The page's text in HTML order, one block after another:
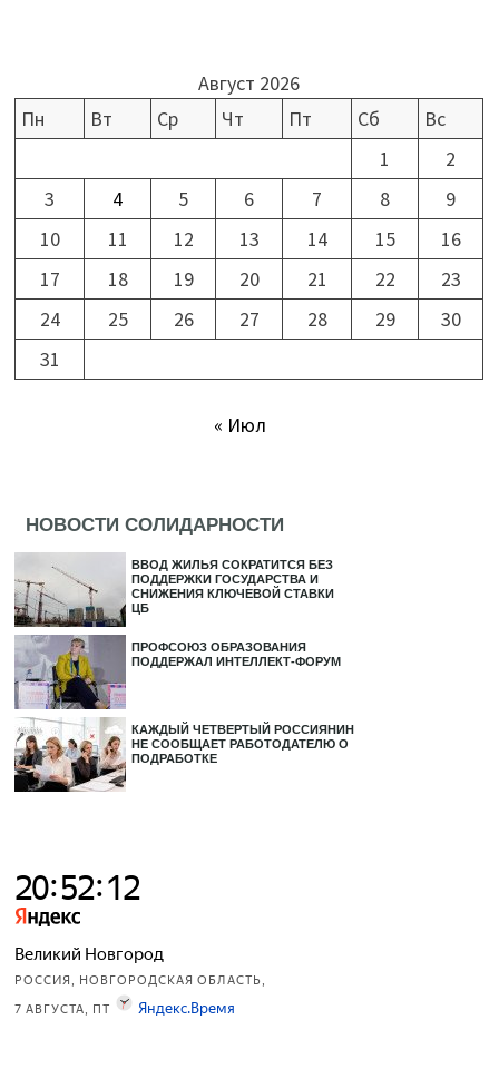
Август 2026
Пн
Вт Ср Чт Пт Сб
Вс
1
2
3
4 5 6 7 8
9
10
11 12 13 14 15
16
17
18 19 20 21 22
23
24
25 26 27 28 29
30
31
« Июл
НОВОСТИ СОЛИДАРНОСТИ
ВВОД ЖИЛЬЯ СОКРАТИТСЯ БЕЗ
ПОДДЕРЖКИ ГОСУДАРСТВА И
СНИЖЕНИЯ КЛЮЧЕВОЙ СТАВКИ
ЦБ
ПРОФСОЮЗ ОБРАЗОВАНИЯ
ПОДДЕРЖАЛ ИНТЕЛЛЕКТ-ФОРУМ
КАЖДЫЙ ЧЕТВЕРТЫЙ РОССИЯНИН
НЕ СООБЩАЕТ РАБОТОДАТЕЛЮ О
ПОДРАБОТКЕ